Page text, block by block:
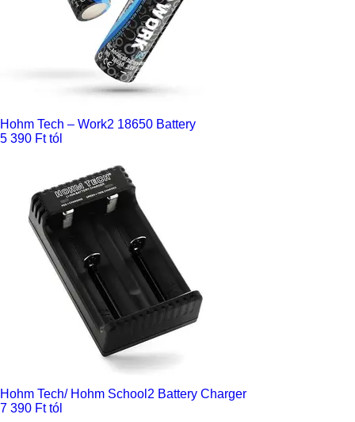
Hohm Tech – Work2 18650 Battery
5 390 Ft tól
Hohm Tech/ Hohm School2 Battery Charger
7 390 Ft tól